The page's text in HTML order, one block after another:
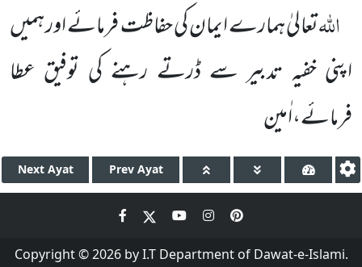
اللہتعالیٰ ہمارے ایمان کی حفاظت فرمائے اور ہمیں
اپنی خفیہ تدبیر سے ڈرتے رہنے کی توفیق عطا
فرمائے،اٰمین
Next Ayat Prev Ayat
Copyright © 2026 by I.T Department of Dawat-e-Islami.